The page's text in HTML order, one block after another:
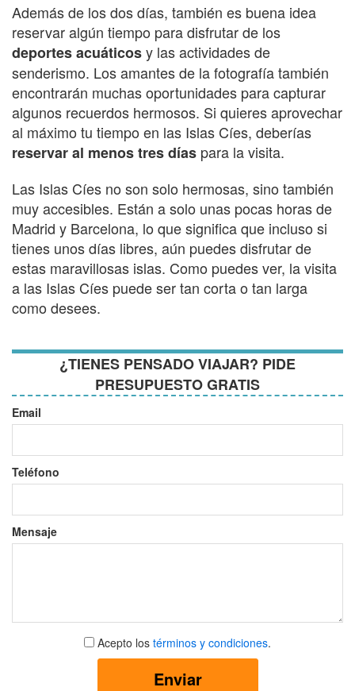
Además de los dos días, también es buena idea
reservar algún tiempo para disfrutar de los
deportes acuáticosy las actividades de
senderismo. Los amantes de la fotografía también
encontrarán muchas oportunidades para capturar
algunos recuerdos hermosos. Si quieres aprovechar
al máximo tu tiempo en las Islas Cíes, deberías
reservar al menos tres días para la visita.
Las Islas Cíes no son solo hermosas, sino también
muy accesibles. Están a solo unas pocas horas de
Madrid y Barcelona, lo que significa que incluso si
tienes unos días libres, aún puedes disfrutar de
estas maravillosas islas. Como puedes ver, la visita
a las Islas Cíes puede ser tan corta o tan larga
como desees.
¿TIENES PENSADO VIAJAR? PIDE
PRESUPUESTO GRATIS
Email
Teléfono
Mensaje
Aceptar
términos
Acepto los términos y condiciones.
Enviar